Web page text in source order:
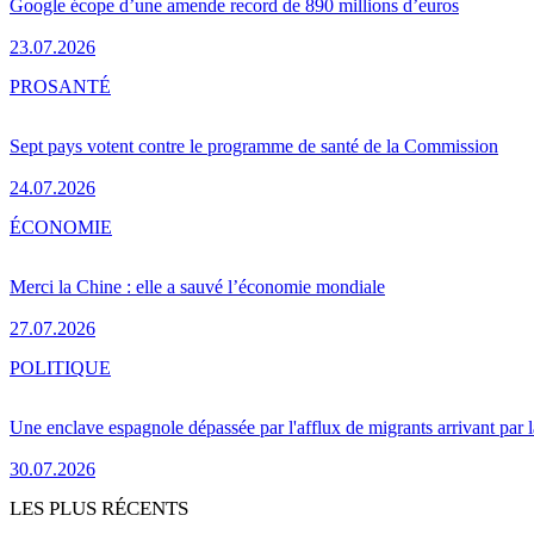
Google écope d’une amende record de 890 millions d’euros
23.07.2026
Sept pays votent contre le programme de santé de la Commission
24.07.2026
PROSANTÉ
Merci la Chine : elle a sauvé l’économie mondiale
27.07.2026
ÉCONOMIE
Une enclave espagnole dépassée par l'afflux de migrants arrivant par
30.07.2026
POLITIQUE
LES PLUS RÉCENTS